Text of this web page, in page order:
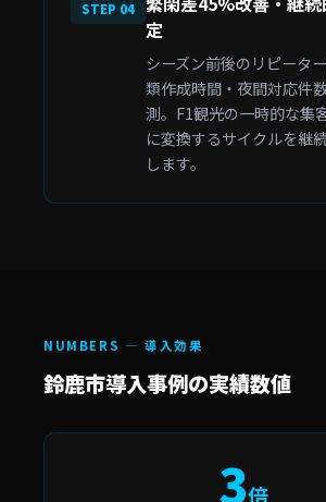
STEP 04
定
シーズン前後のリピータ
類作成時間・夜間対応件
測。F1観光の一時的な集
に変換するサイクルを継
します。
NUMBERS — 導入効果
鈴鹿市導入事例の実績数値
3倍